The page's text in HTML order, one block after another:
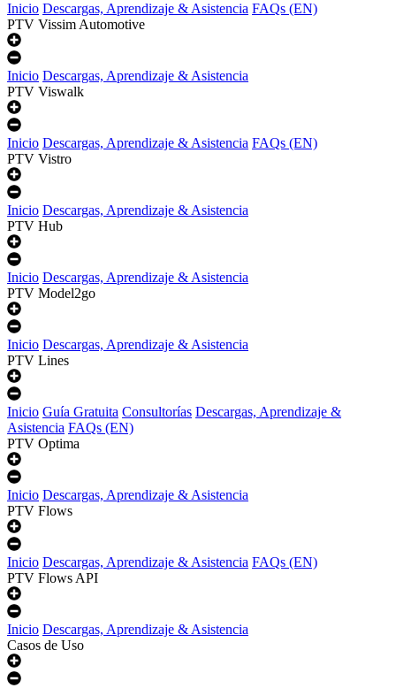
Inicio Descargas, Aprendizaje & Asistencia FAQs (EN)
PTV Vissim Automotive
Inicio Descargas, Aprendizaje & Asistencia
PTV Viswalk
Inicio Descargas, Aprendizaje & Asistencia FAQs (EN)
PTV Vistro
Inicio Descargas, Aprendizaje & Asistencia
PTV Hub
Inicio Descargas, Aprendizaje & Asistencia
PTV Model2go
Inicio Descargas, Aprendizaje & Asistencia
PTV Lines
Inicio Guía Gratuita Consultorías Descargas, Aprendizaje &
Asistencia FAQs (EN)
PTV Optima
Inicio Descargas, Aprendizaje & Asistencia
PTV Flows
Inicio Descargas, Aprendizaje & Asistencia FAQs (EN)
PTV Flows API
Inicio Descargas, Aprendizaje & Asistencia
Casos de Uso